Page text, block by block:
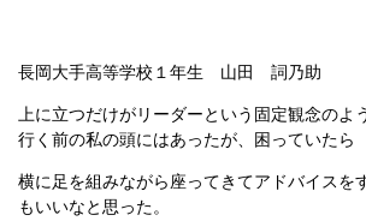
長岡大手高等学校１年生 山田 詞乃助
上に立つだけがリーダーという固定観念のよ
行く前の私の頭にはあったが、困っていたら
横に足を組みながら座ってきてアドバイスを
もいいなと思った。